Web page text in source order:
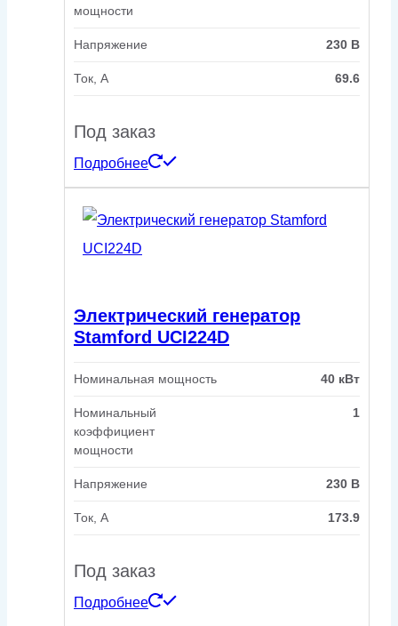
мощности
Напряжение 230 В
Ток, А 69.6
Под заказ
Подробнее
Электрический генератор
Stamford UCI224D
Номинальная мощность 40 кВт
Номинальный
коэффициент
мощности
1
Напряжение 230 В
Ток, А 173.9
Под заказ
Подробнее